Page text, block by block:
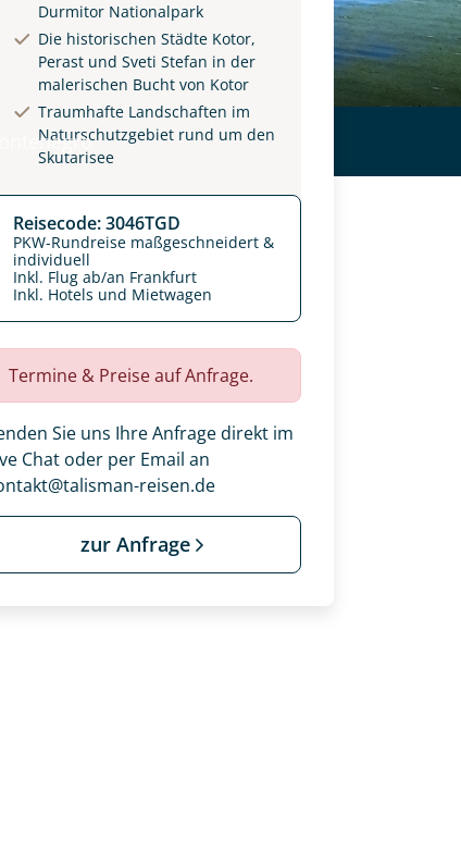
Durmitor Nationalpark
Die historischen Städte Kotor,
Perast und Sveti Stefan in der
malerischen Bucht von Kotor
Traumhafte Landschaften im
Naturschutzgebiet rund um den
Skutarisee
Reisecode: 3046TGD
PKW-Rundreise maßgeschneidert &
individuell
Inkl. Flug ab/an Frankfurt
Inkl. Hotels und Mietwagen
Termine & Preise auf Anfrage.
Sie uns Ihre Anfrage direkt im
Chat oder per Email an
reisen.de
zur Anfrage